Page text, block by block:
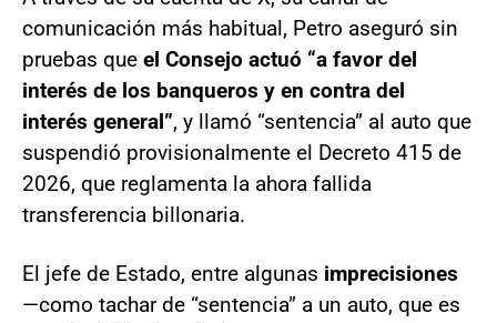
comunicación más habitual, Petro aseguró sin
pruebas que el Consejo actuó “a favor del
interés de los banqueros y en contra del
interés general”, y llamó “sentencia” al auto que
suspendió provisionalmente el Decreto 415 de
2026, que reglamenta la ahora fallida
transferencia billonaria.
El jefe de Estado, entre algunas imprecisiones
—como tachar de “sentencia” a un auto, que es